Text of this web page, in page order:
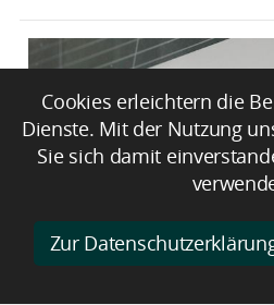
Hausärzte werfen
Cookies erleichtern die
Dienste. Mit der Nutzung
Sie sich damit
Zur